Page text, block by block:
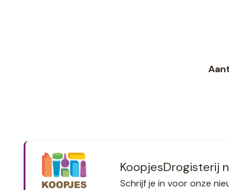
KoopjesDrogisterij
Schrijf je in voor onze